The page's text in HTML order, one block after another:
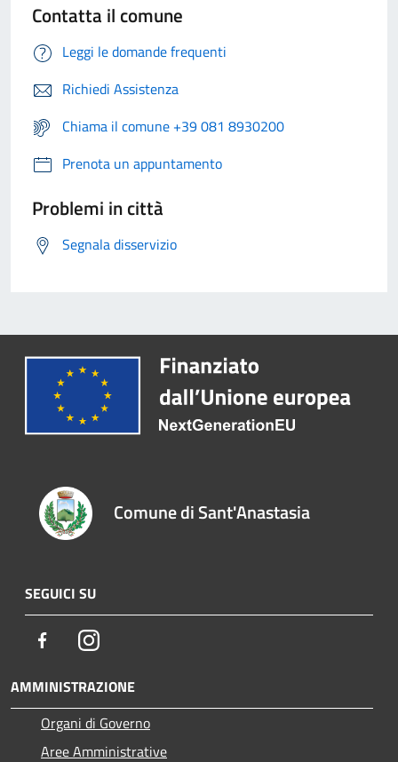
Contatta il comune
Leggi le domande frequenti
Richiedi Assistenza
Chiama il comune +39 081 8930200
Prenota un appuntamento
Problemi in città
Segnala disservizio
Comune di Sant'Anastasia
SEGUICI SU
FacebookInstagram
AMMINISTRAZIONE
Organi di Governo
Aree Amministrative